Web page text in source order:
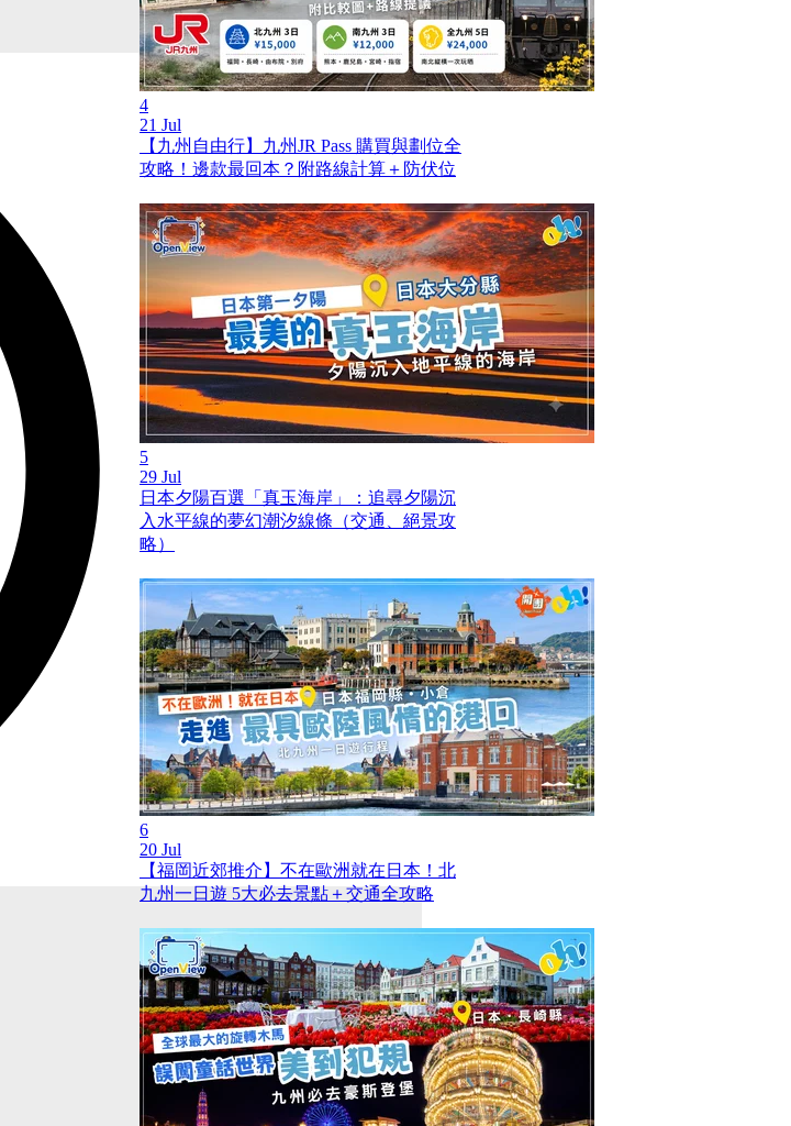
4
21 Jul
【九州自由行】九州JR Pass 購買與劃位全
攻略！邊款最回本？附路線計算＋防伏位
5
29 Jul
日本夕陽百選「真玉海岸」：追尋夕陽沉
入水平線的夢幻潮汐線條（交通、絕景攻
略）
6
20 Jul
【福岡近郊推介】不在歐洲就在日本！北
九州一日遊 5大必去景點＋交通全攻略